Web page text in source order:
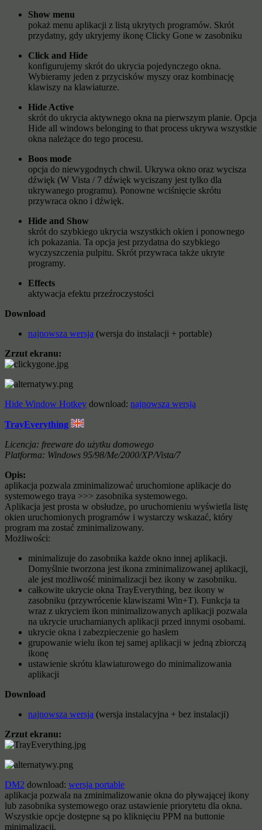
Show menu
pokaż menu aplikacji z listą ukrytych programów. Skrót
przydatny, gdy ukryjemy ikonę Clicky Gone w zasobniku
Click and Hide
konfigurujemy skrót do ukrycia pojedynczego okna.
Wybieramy jeden z przycisków myszy oraz kombinację
klawiszy na klawiaturze.
Hide Active
skrót do ukrycia aktywnego okna na pierwszym planie. Opcja
Hide all windows belonging to that process ukrywa wszystkie
okna należące do tego procesu.
Boos mode
opcja do niewygodnych chwil. Ukrywa okno oraz wycisza
dźwięk (W Vista / 7 dźwięk wyciszany jest tylko dla
ukrywanego programu). Ponowne wciśnięcie skrótu
przywraca okno i dźwięk.
Hide and Show
skrót do szybkiego ukrycia wszystkich okien i ponownego
ich pokazania. Ta opcja jest przydatna do szybkiego
wyczyszczenia pulpitu. Skrót przywraca także ukryte
programy.
Effects
aktywacja efektu przeźroczystości
Download
najnowsza wersja (wersja do instalacji + portable)
Zrzut ekranu:
Hide Window Hotkey download: najnowsza wersja
TrayEverything
Licencja: freeware do użytku domowego
Platforma: Windows 95/98/Me/2000/XP/Vista/7
Opis:
aplikacja pozwala zminimalizować uruchomione aplikacje do
systemowego traya >>> zasobnika systemowego.
Aplikacja jest prosta w obsłudze, po uruchomieniu wyświetla listę
okien uruchomionych programów i wystarczy wskazać, który
program ma zostać zminimalizowany.
Możliwości:
minimalizuje do zasobnika każde okno innej aplikacji.
Domyślnie tworzona jest ikona zminimalizowanej aplikacji,
ale jest możliwość minimalizacji bez ikony w zasobniku.
całkowite ukrycie okna TrayEverything, bez ikony w
zasobniku (przywrócenie klawiszami Win+T). Funkcja ta
wraz z ukryciem ikon minimalizowanych aplikacji pozwala
na ukrycie uruchamianych aplikacji przed innymi osobami.
ukrycie okna i zabezpieczenie go hasłem
grupowanie wielu ikon tej samej aplikacji w jedną zbiorczą
ikonę
ustawienie skrótu klawiaturowego do minimalizowania
aplikacji
Download
najnowsza wersja (wersja instalacyjna + bez instalacji)
Zrzut ekranu:
DM2 download: wersja portable
aplikacja pozwala na zminimalizowanie okna do pływającej ikony
lub zasobnika systemowego oraz ustawienie priorytetu dla okna.
Wszystkie opcje dostępne są po kliknięciu PPM na buttonie
minimalizacji.